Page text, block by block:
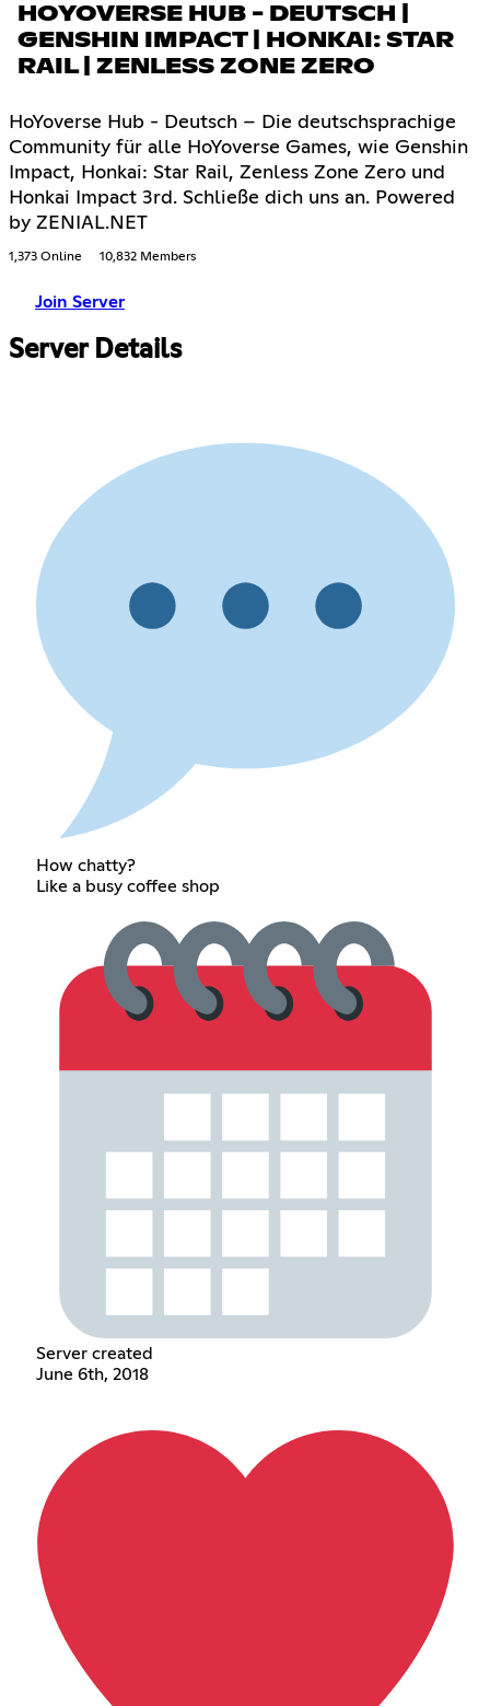
HOYOVERSE HUB - DEUTSCH |
GENSHIN IMPACT | HONKAI: STAR
RAIL | ZENLESS ZONE ZERO
HoYoverse Hub - Deutsch – Die deutschsprachige
Community für alle HoYoverse Games, wie Genshin
Impact, Honkai: Star Rail, Zenless Zone Zero und
Honkai Impact 3rd. Schließe dich uns an. Powered
by ZENIAL.NET
1,373 Online 10,832 Members
Join Server
Server Details
How chatty?
Like a busy coffee shop
Server created
June 6th, 2018